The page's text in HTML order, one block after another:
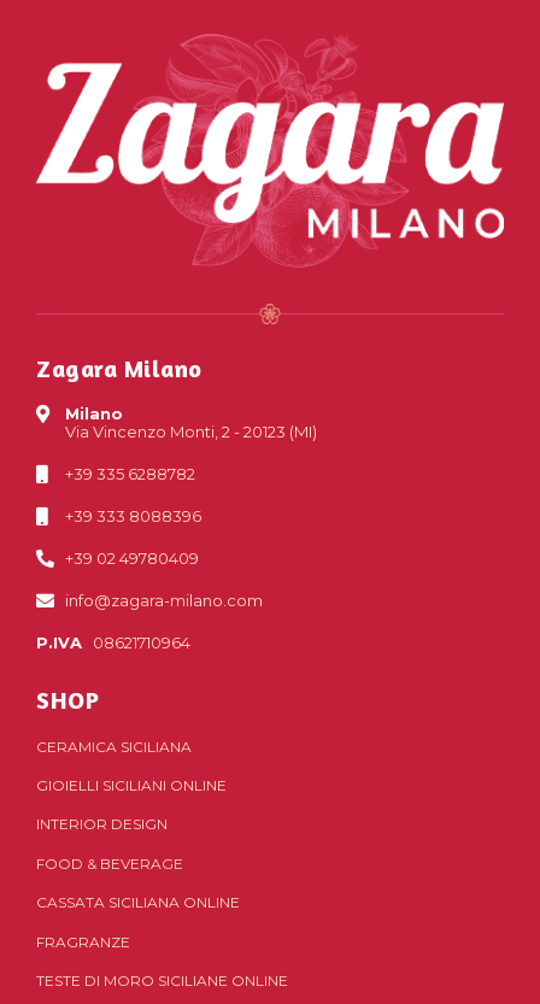
Zagara Milano
Milano
Via Vincenzo Monti, 2 - 20123 (MI)
+39 335 6288782
+39 333 8088396
+39 02 49780409
info@zagara-milano.com
P.IVA 08621710964
SHOP
CERAMICA SICILIANA
GIOIELLI SICILIANI ONLINE
INTERIOR DESIGN
FOOD & BEVERAGE
CASSATA SICILIANA ONLINE
FRAGRANZE
TESTE DI MORO SICILIANE ONLINE